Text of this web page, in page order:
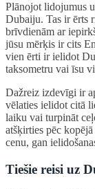
Plānojot lidojumus
Dubaiju. Tas ir ērts
brīvdienām ar
jūsu mērķis ir cits
vien ērti ir ielidot
taksometru vai īsu
Dažreiz izdevīgi ir
vēlaties ielidot citā
laiku vai turpināt
atšķirties pēc
cenu, gan
Tiešie reisi uz